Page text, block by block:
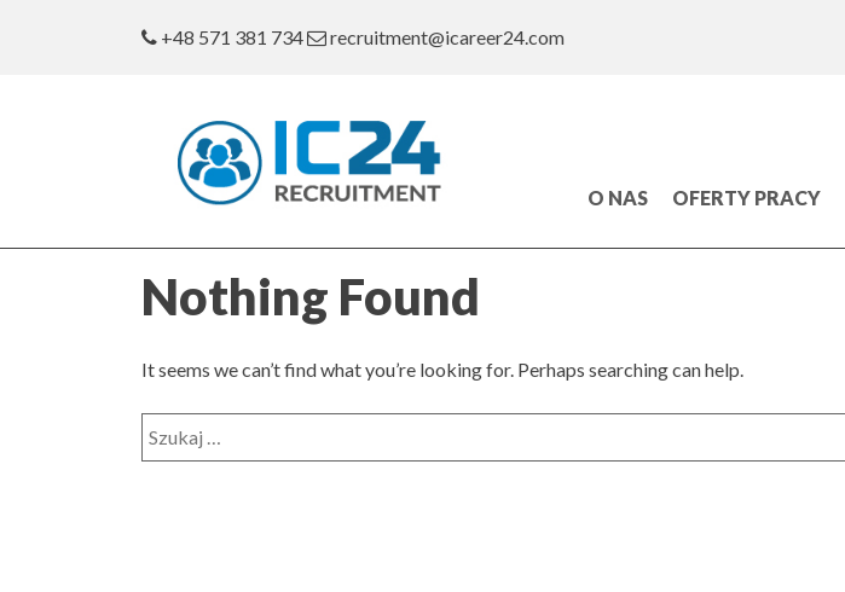
+48 571 381 734 recruitment@icareer24.com
O NAS OFERTY PRACY
Nothing Found
It seems we can’t find what you’re looking for. Perhaps searching can help.
Search
for: